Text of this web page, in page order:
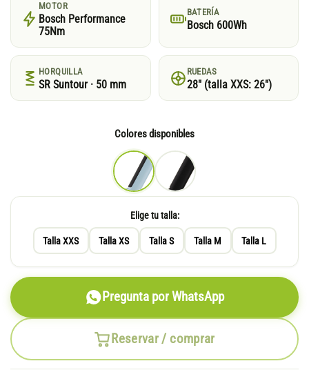
MOTOR
Bosch Performance
75Nm
BATERÍA
Bosch 600Wh
HORQUILLA
SR Suntour · 50 mm
RUEDAS
28″ (talla XXS: 26″)
Colores disponibles
Elige tu talla:
Talla XXS Talla XS Talla S Talla M Talla L
Reservar / comprar
Pregunta por WhatsApp